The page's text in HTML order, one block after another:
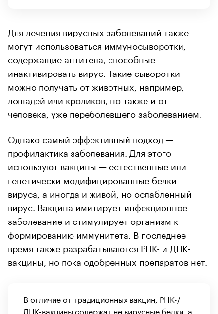
Для лечения вирусных заболеваний также
могут использоваться иммуносыворотки,
содержащие антитела, способные
инактивировать вирус. Такие сыворотки
можно получать от животных, например,
лошадей или кроликов, но также и от
человека, уже переболевшего заболеванием.
Однако самый эффективный подход —
профилактика заболевания. Для этого
используют вакцины — естественные или
генетически модифицированные белки
вируса, а иногда и живой, но ослабленный
вирус. Вакцина имитирует инфекционное
заболевание и стимулирует организм к
формированию иммунитета. В последнее
время также разрабатываются РНК- и ДНК-
вакцины, но пока одобренных препаратов нет.
В отличие от традиционных вакцин, РНК-/
ДНК-вакцины содержат не вирусные белки, а